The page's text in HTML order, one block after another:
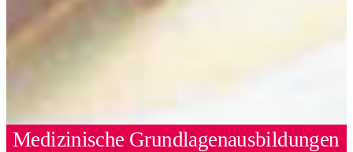
Medizinische Grundlagenausbildungen